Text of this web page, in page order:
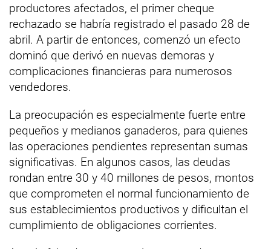
productores afectados, el primer cheque
rechazado se habría registrado el pasado 28 de
abril. A partir de entonces, comenzó un efecto
dominó que derivó en nuevas demoras y
complicaciones financieras para numerosos
vendedores.
La preocupación es especialmente fuerte entre
pequeños y medianos ganaderos, para quienes
las operaciones pendientes representan sumas
significativas. En algunos casos, las deudas
rondan entre 30 y 40 millones de pesos, montos
que comprometen el normal funcionamiento de
sus establecimientos productivos y dificultan el
cumplimiento de obligaciones corrientes.